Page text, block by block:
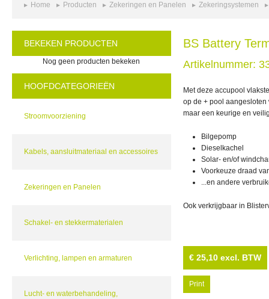
Home Producten Zekeringen en Panelen Zekeringsystemen
BEKEKEN PRODUCTEN
Nog geen producten bekeken
HOOFDCATEGORIEËN
Stroomvoorziening
Kabels, aansluitmateriaal en accessoires
Zekeringen en Panelen
Schakel- en stekkermaterialen
Verlichting, lampen en armaturen
Lucht- en waterbehandeling,
BS Battery
Artikelnummer:
Met deze accupool
op de + pool
maar een keurige en
Bilgepomp
Dieselkachel
Solar- en/of
Voorkeuze draad
...en andere
Ook verkrijgbaar in
€ 25,10 excl. BTW
Print